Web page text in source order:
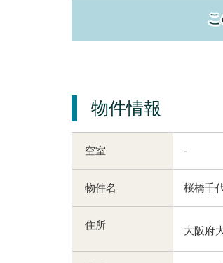
物件情報
空室 -
物件名 桜橋千
住所 大阪府